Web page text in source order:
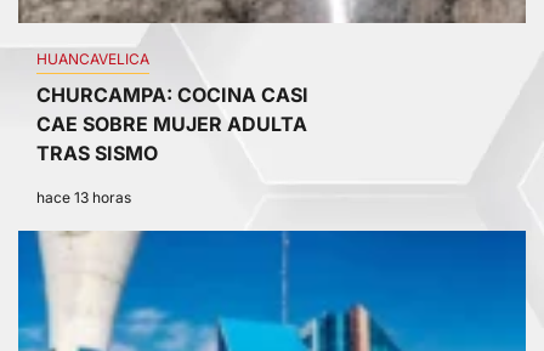
HUANCAVELICA
CHURCAMPA: COCINA CASI
CAE SOBRE MUJER ADULTA
TRAS SISMO
hace 13 horas